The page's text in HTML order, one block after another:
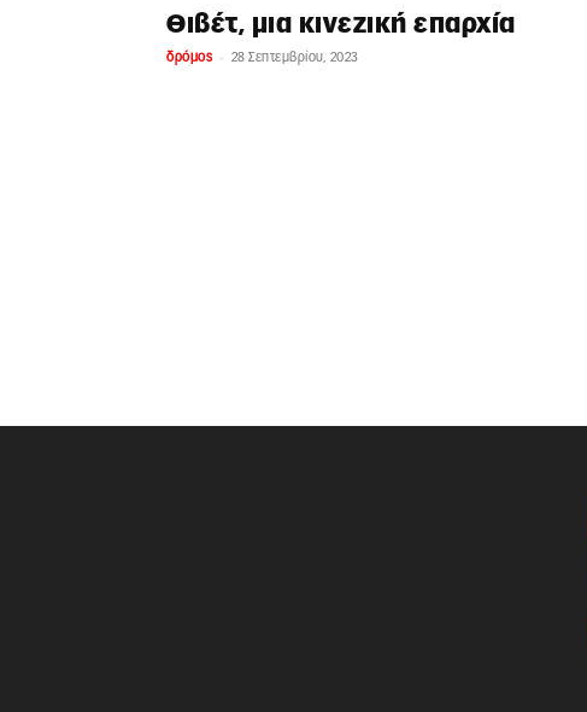
Θιβέτ, μια κινεζική επαρχία
δρόμος - 28 Σεπτεμβρίου, 2023